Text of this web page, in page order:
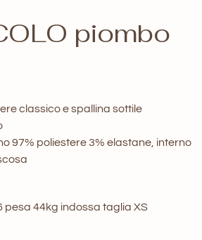
piombo
classico e spallina sottile
97% poliestere 3% elastane, interno
pesa 44kg indossa taglia XS